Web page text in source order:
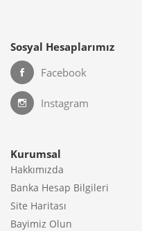
Sosyal Hesaplarımız
Facebook
Instagram
Kurumsal
Hakkımızda
Banka Hesap Bilgileri
Site Haritası
Bayimiz Olun